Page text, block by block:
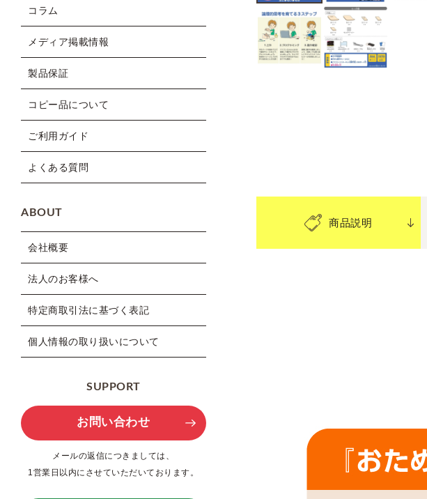
コラム
メディア掲載情報
製品保証
コピー品について
ご利用ガイド
よくある質問
ABOUT
会社概要
法人のお客様へ
特定商取引法に基づく表記
個人情報の取り扱いについて
SUPPORT
お問い合わせ
メールの返信につきましては、
1営業日以内にさせていただいております。
商品説明